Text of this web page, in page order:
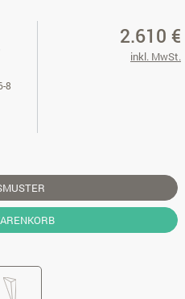
8
2.610 €
inkl. MwSt.